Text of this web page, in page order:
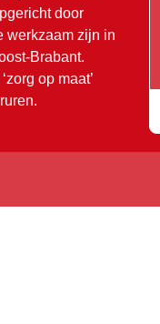
door
werkzaam zijn in
Brabant.
op maat’